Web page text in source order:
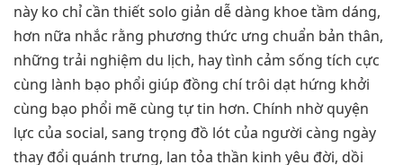
này ko chỉ cần thiết solo giản dễ dàng khoe tầm dáng,
hơn nữa nhắc rằng phương thức ưng chuẩn bản thân,
những trải nghiệm du lịch, hay tình cảm sống tích cực
cùng lành bạo phổi giúp đồng chí trôi dạt hứng khởi
cùng bạo phổi mẽ cùng tự tin hơn. Chính nhờ quyện
lực của social, sang trọng đồ lót của người càng ngày
thay đổi quánh trưng, lan tỏa thần kinh yêu đời, dồi